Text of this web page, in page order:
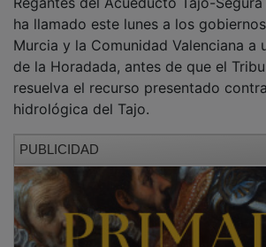
ha llamado este lunes a los gobiernos
Murcia y la Comunidad Valenciana a
de la Horadada, antes de que el
resuelva el recurso presentado
hidrológica del Tajo.